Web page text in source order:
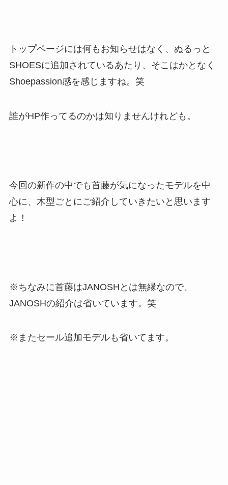
トップページには何もお知らせはなく、ぬるっと
SHOESに追加されているあたり、そこはかとなく
Shoepassion感を感じますね。笑
誰がHP作ってるのかは知りませんけれども。
今回の新作の中でも首藤が気になったモデルを中
心に、木型ごとにご紹介していきたいと思います
よ！
※ちなみに首藤はJANOSHとは無縁なので、
JANOSHの紹介は省いています。笑
※またセール追加モデルも省いてます。